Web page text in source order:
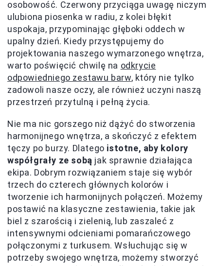
osobowość. Czerwony przyciąga uwagę niczym
ulubiona piosenka w radiu, z kolei błękit
uspokaja, przypominając głęboki oddech w
upalny dzień. Kiedy przystępujemy do
projektowania naszego wymarzonego wnętrza,
warto poświęcić chwilę na odkrycie
odpowiedniego zestawu barw, który nie tylko
zadowoli nasze oczy, ale również uczyni naszą
przestrzeń przytulną i pełną życia.
Nie ma nic gorszego niż dążyć do stworzenia
harmonijnego wnętrza, a skończyć z efektem
tęczy po burzy. Dlatego istotne, aby kolory
współgrały ze sobą jak sprawnie działająca
ekipa. Dobrym rozwiązaniem staje się wybór
trzech do czterech głównych kolorów i
tworzenie ich harmonijnych połączeń. Możemy
postawić na klasyczne zestawienia, takie jak
biel z szarością i zielenią, lub zaszaleć z
intensywnymi odcieniami pomarańczowego
połączonymi z turkusem. Wsłuchując się w
potrzeby swojego wnętrza, możemy stworzyć